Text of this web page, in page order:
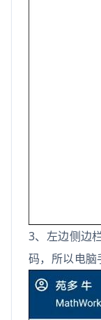
3、左边侧边
码，所以电脑